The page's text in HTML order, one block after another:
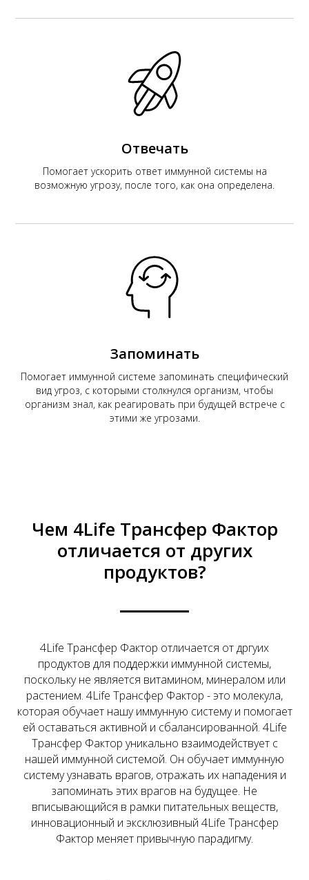
Отвечать
Помогает ускорить ответ иммунной системы на
возможную угрозу, после того, как она определена.
Запоминать
Помогает иммунной системе запоминать специфический
вид угроз, с которыми столкнулся организм, чтобы
организм знал, как реагировать при будущей встрече с
этими же угрозами.
Чем 4Life Трансфер Фактор
отличается от других
продуктов?
4Life Трансфер Фактор отличается от дргуих
продуктов для поддержки иммунной системы,
поскольку не является витамином, минералом или
растением. 4Life Трансфер Фактор - это молекула,
которая обучает нашу иммунную систему и помогает
ей оставаться активной и сбалансированной. 4Life
Трансфер Фактор уникально взаимодействует с
нашей иммунной системой. Он обучает иммунную
систему узнавать врагов, отражать их нападения и
запоминать этих врагов на будущее. Не
вписывающийся в рамки питательных веществ,
инновационный и эксклюзивный 4Life Трансфер
Фактор меняет привычную парадигму.